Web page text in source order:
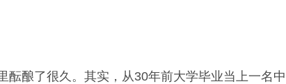
酿了很久。其实，从30年前大学毕业当上一名